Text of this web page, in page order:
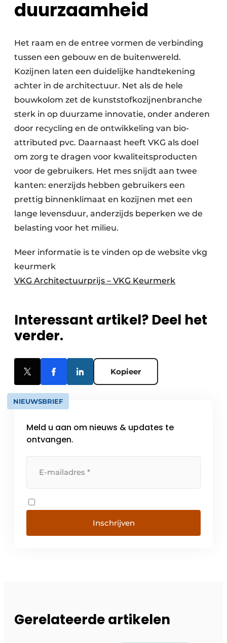
duurzaamheid
Het raam en de entree vormen de verbinding
tussen een gebouw en de buitenwereld.
Kozijnen laten een duidelijke handtekening
achter in de architectuur. Net als de hele
bouwkolom zet de kunststofkozijnenbranche
sterk in op duurzame innovatie, onder anderen
door recycling en de ontwikkeling van bio-
attributed pvc. Daarnaast heeft VKG als doel
om zorg te dragen voor kwaliteitsproducten
voor de gebruikers. Het mes snijdt aan twee
kanten: enerzijds hebben gebruikers een
prettig binnenklimaat en kozijnen met een
lange levensduur, anderzijds beperken we de
belasting voor het milieu.
Meer informatie is te vinden op de website vkg
keurmerk
VKG Architectuurprijs – VKG Keurmerk
Interessant artikel? Deel het
verder.
Kopieer
NIEUWSBRIEF
Meld u aan om nieuws & updates te
ontvangen.
Inschrijven
Gerelateerde artikelen